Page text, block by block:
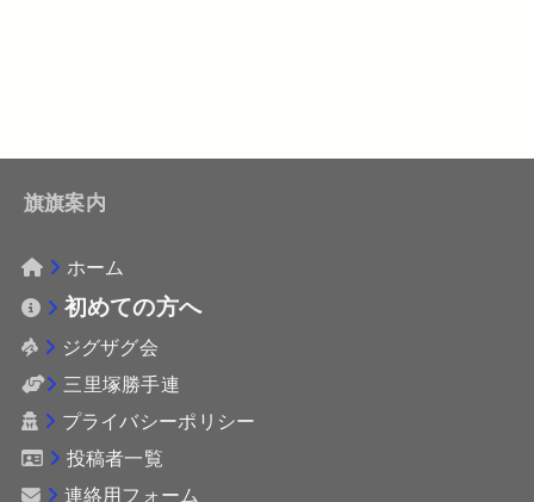
旗旗案内
ホーム
初めての方へ
ジグザグ会
三里塚勝手連
プライバシーポリシー
投稿者一覧
連絡用フォーム